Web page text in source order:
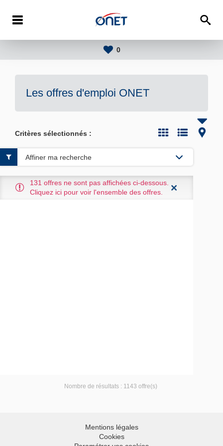
0
Les offres d'emploi ONET
Critères sélectionnés :
131 offres ne sont pas affichées ci-dessous.
Cliquez ici pour voir l'ensemble des offres.
Affiner ma recherche
Nombre de résultats : 1143 offre(s)
Mentions légales
Cookies